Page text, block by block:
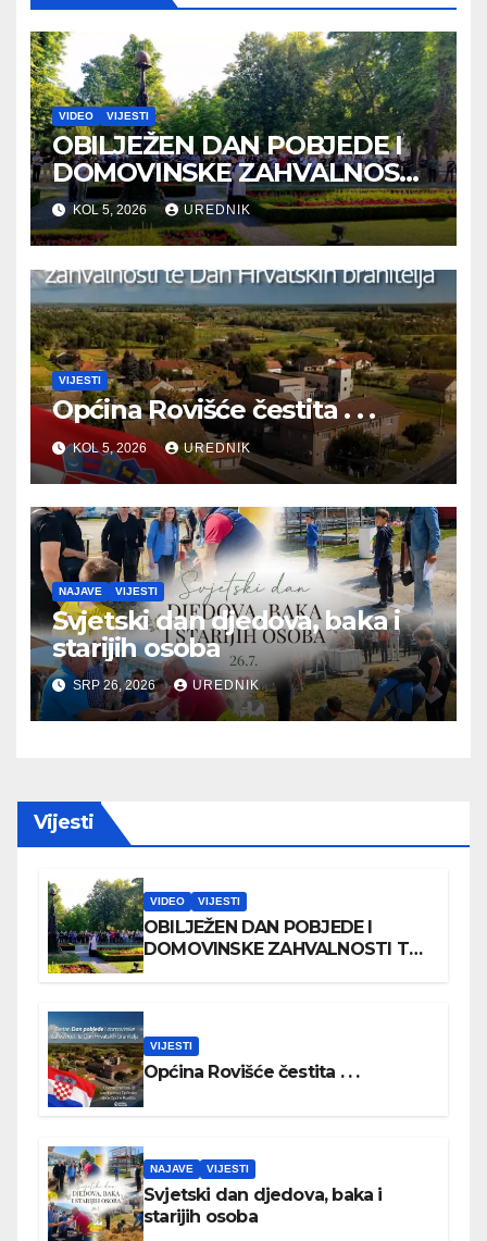
VIDEO VIJESTI
OBILJEŽEN DAN POBJEDE I
DOMOVINSKE ZAHVALNOSTI
TE DAN HRVATSKIH
BRANITELJA
KOL 5, 2026 UREDNIK
VIJESTI
Općina Rovišće čestita . . .
KOL 5, 2026 UREDNIK
NAJAVE VIJESTI
Svjetski dan djedova, baka i
starijih osoba
SRP 26, 2026 UREDNIK
Vijesti
VIDEO VIJESTI
OBILJEŽEN DAN POBJEDE I
DOMOVINSKE ZAHVALNOSTI TE
VIJESTI
Općina Rovišće čestita . . .
NAJAVE VIJESTI
Svjetski dan djedova, baka i
starijih osoba